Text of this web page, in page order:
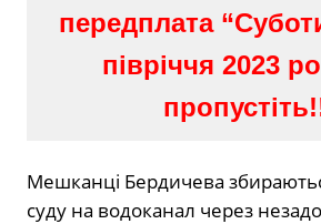
передплата
півріччя 2023
Мешканці Бердичева
суду на водоканал через